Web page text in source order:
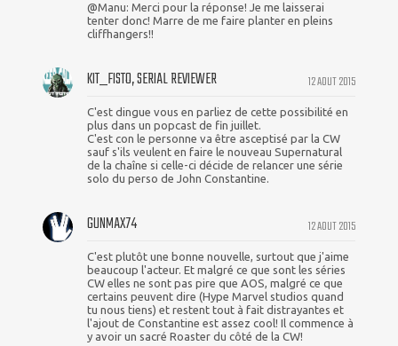
@Manu: Merci pour la réponse! Je me laisserai
tenter donc! Marre de me faire planter en pleins
cliffhangers!!
12 AOUT 2015
KIT_FISTO, SERIAL REVIEWER
C'est dingue vous en parliez de cette possibilité en
plus dans un popcast de fin juillet.
C'est con le personne va être asceptisé par la CW
sauf s'ils veulent en faire le nouveau Supernatural
de la chaîne si celle-ci décide de relancer une série
solo du perso de John Constantine.
12 AOUT 2015
GUNMAX74
C'est plutôt une bonne nouvelle, surtout que j'aime
beaucoup l'acteur. Et malgré ce que sont les séries
CW elles ne sont pas pire que AOS, malgré ce que
certains peuvent dire (Hype Marvel studios quand
tu nous tiens) et restent tout à fait distrayantes et
l'ajout de Constantine est assez cool! Il commence à
y avoir un sacré Roaster du côté de la CW!